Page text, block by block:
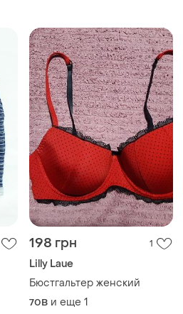
198 грн 1
Lilly Laue
Бюстгальтер женский
70B и еще 1